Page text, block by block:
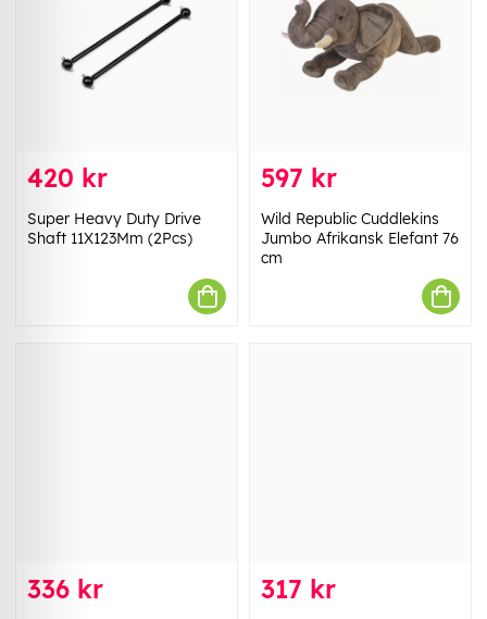
420 kr
Super Heavy Duty Drive
Shaft 11X123Mm (2Pcs)
597 kr
Wild Republic Cuddlekins
Jumbo Afrikansk Elefant 76
cm
336 kr 317 kr